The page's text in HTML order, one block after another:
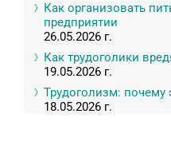
Как организовать
предприятии
26.05.2026 г.
Как трудоголики
19.05.2026 г.
Трудоголизм: почему
18.05.2026 г.